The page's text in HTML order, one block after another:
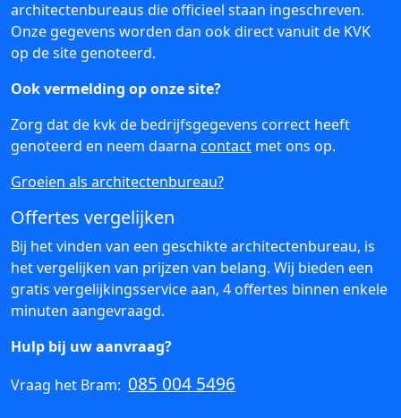
architectenbureaus die officieel staan ingeschreven.
Onze gegevens worden dan ook direct vanuit de KVK
op de site genoteerd.
Ook vermelding op onze site?
Zorg dat de kvk de bedrijfsgegevens correct heeft
genoteerd en neem daarna contact met ons op.
Groeien als architectenbureau?
Offertes vergelijken
Bij het vinden van een geschikte architectenbureau, is
het vergelijken van prijzen van belang. Wij bieden een
gratis vergelijkingsservice aan, 4 offertes binnen enkele
minuten aangevraagd.
Hulp bij uw aanvraag?
Vraag het Bram: 085 004 5496